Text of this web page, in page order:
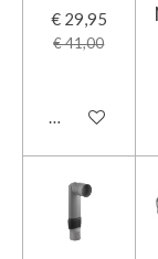
€ 29,95
€ 41,00
In winkelwagen